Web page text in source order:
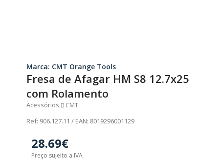
Marca: CMT Orange Tools
Fresa de Afagar HM S8 12.7x25
com Rolamento
Acessórios
CMT
Ref: 906.127.11 / EAN: 8019296001129
28.69€
Preço sujeito a IVA